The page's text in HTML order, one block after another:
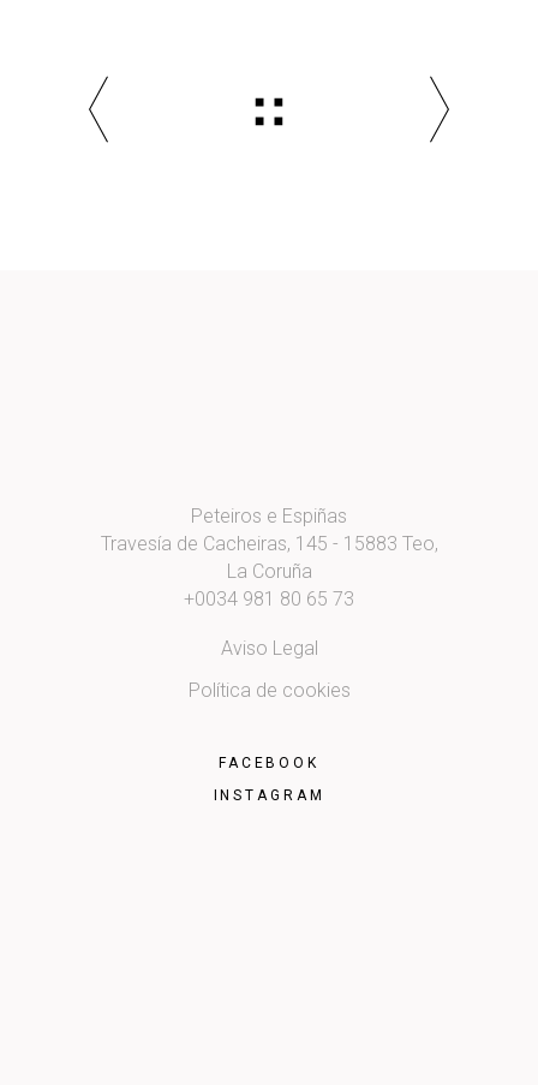
Peteiros e Espiñas
Travesía de Cacheiras, 145 - 15883 Teo,
La Coruña
+0034 981 80 65 73
Aviso Legal
Política de cookies
FACEBOOK
INSTAGRAM